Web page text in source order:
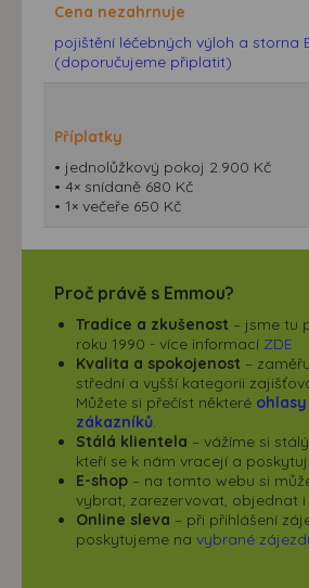
Cena nezahrnuje
pojištění léčebných výloh a storna
(doporučujeme připlatit)
Příplatky
• jednolůžkový pokoj 2.900 Kč
• 4× snídaně 680 Kč
• 1× večeře 650 Kč
Proč právě s Emmou?
Tradice a zkušenost – jsme tu
roku 1990 - více informací ZDE
Kvalita a spokojenost –
střední a vyšší kategorii
Můžete si přečíst některé
zákazníků
Stálá klientela – vážíme si
kteří se k nám vracejí a
E-shop – na tomto webu si
vybrat, zarezervovat, objednat
Online sleva – při přihlášení
poskytujeme na vybrané